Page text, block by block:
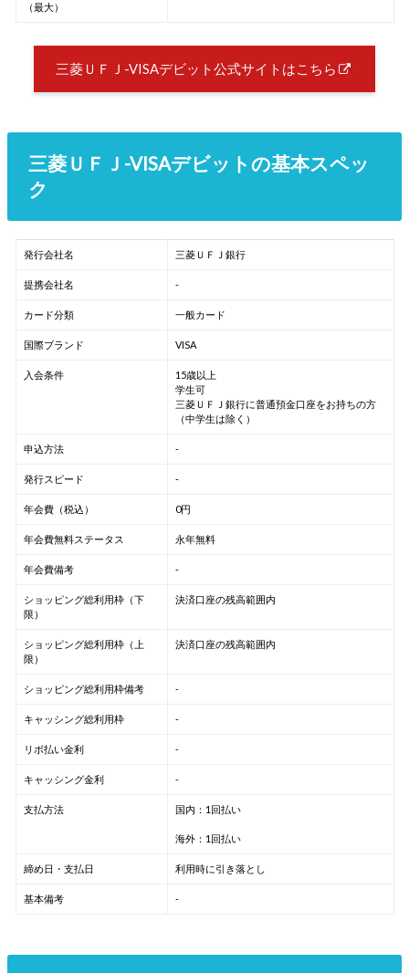
（最大）
三菱ＵＦＪ-VISAデビット公式サイトはこちら
三菱ＵＦＪ-VISAデビットの基本スペッ
ク
発行会社名 三菱ＵＦＪ銀行
提携会社名 -
カード分類 一般カード
国際ブランド VISA
入会条件
15歳以上
学生可
三菱ＵＦＪ銀行に普通預金口座をお持ちの方
（中学生は除く）
申込方法 -
発行スピード -
年会費（税込） 0円
年会費無料ステータス 永年無料
年会費備考 -
ショッピング総利用枠（下
限）
決済口座の残高範囲内
ショッピング総利用枠（上
限）
決済口座の残高範囲内
ショッピング総利用枠備考 -
キャッシング総利用枠 -
リボ払い金利 -
キャッシング金利 -
支払方法 国内：1回払い
海外：1回払い
締め日・支払日 利用時に引き落とし
基本備考 -